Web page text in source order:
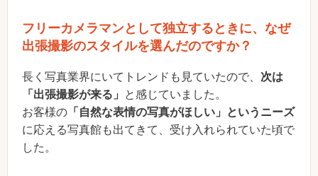
フリーカメラマンとして独立するときに、なぜ
出張撮影のスタイルを選んだのですか？
長く写真業界にいてトレンドも見ていたので、 次は
「出張撮影が来る」
と感じていました。
お客様の 「自然な表情の写真がほしい」というニーズ
に応える写真館も出てきて、受け入れられていた頃で
した。